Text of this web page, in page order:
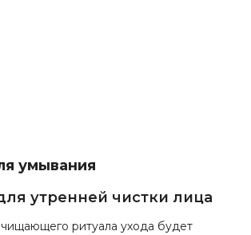
умывания
утренней чистки лица
ритуала ухода будет